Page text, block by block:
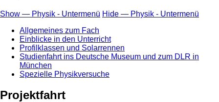
Show — Physik - Untermenü Hide — Physik - Untermenü
Allgemeines zum Fach
Einblicke in den Unterricht
Profilklassen und Solarrennen
Studienfahrt ins Deutsche Museum und zum DLR in
München
Spezielle Physikversuche
Projektfahrt